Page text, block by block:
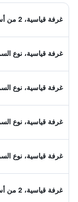
غرفة قياسية، 2 من أسرّة التوأم
غرفة قياسية، نوع
غرفة قياسية، نوع
غرفة قياسية، نوع
غرفة قياسية، نوع
غرفة قياسية، 2 من أسرّة التوأم